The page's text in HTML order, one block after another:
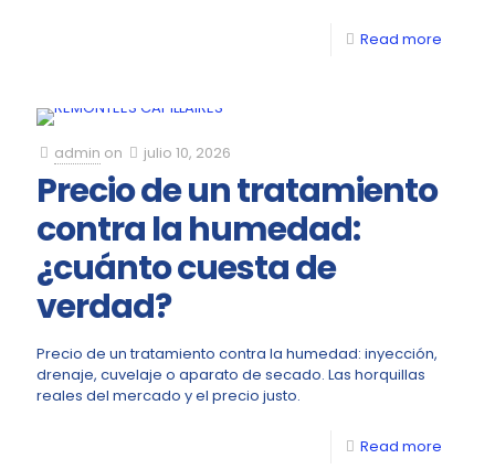
Read more
admin on julio 10, 2026
Precio de un tratamiento
contra la humedad:
¿cuánto cuesta de
verdad?
Precio de un tratamiento contra la humedad: inyección,
drenaje, cuvelaje o aparato de secado. Las horquillas
reales del mercado y el precio justo.
Read more